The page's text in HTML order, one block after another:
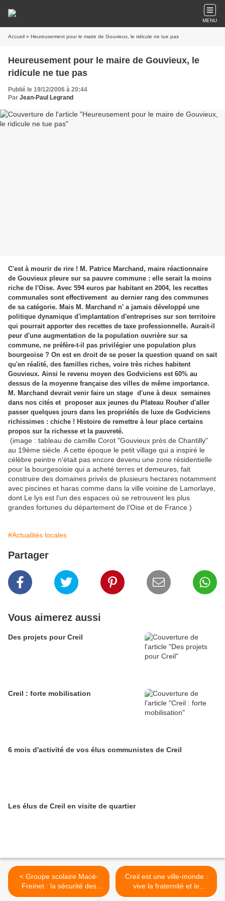
MENU
Accueil » Heureusement pour le maire de Gouvieux, le ridicule ne tue pas
Heureusement pour le maire de Gouvieux, le
ridicule ne tue pas
Publié le 19/12/2006 à 20:44
Par Jean-Paul Legrand
C'est à mourir de rire ! M. Patrice Marchand, maire réactionnaire
de Gouvieux pleure sur sa pauvre commune : elle serait la moins
riche de l'Oise. Avec 594 euros par habitant en 2004, les recettes
communales sont effectivement au dernier rang des communes
de sa catégorie. Mais M. Marchand n' a jamais développé une
politique dynamique d'implantation d'entreprises sur son territoire
qui pourrait apporter des recettes de taxe professionnelle. Aurait-il
peur d'une augmentation de la population ouvrière sur sa
commune, ne préfère-t-il pas privilégier une population plus
bourgeoise ? On est en droit de se poser la question quand on sait
qu'en réalité, des familles riches, voire très riches habitent
Gouvieux. Ainsi le revenu moyen des Godviciens est 60% au
dessus de la moyenne française des villes de même importance.
M. Marchand devrait venir faire un stage d'une à deux semaines
dans nos cités et proposer aux jeunes du Plateau Rouher d'aller
passer quelques jours dans les propriétés de luxe de Godviciens
richissimes : chiche ! Histoire de remettre à leur place certains
propos sur la richesse et la pauvreté.
(image : tableau de camille Corot "Gouvieux près de Chantilly"
au 19ème siècle. A cette époque le petit village qui a inspiré le
célèbre peintre n'était pas encore devenu une zone résidentielle
pour la bourgesoisie qui a acheté terres et demeures, fait
construire des domaines privés de plusieurs hectares notamment
avec piscines et haras comme dans la ville voisine de Lamorlaye,
dont Le lys est l'un des espaces où se retrouvent les plus
grandes fortunes du département de l'Oise et de France.)
#Actualités locales
Partager
Vous aimerez aussi
Des projets pour Creil
Creil : forte mobilisation
6 mois d'activité de vos élus communistes de Creil
Les élus de Creil en visite de quartier
< Groupe scolaire Macé-
Freinet : la sécurité des
enfants avant tout
Creil est une ville-monde :
vive la fraternité et le
partage >